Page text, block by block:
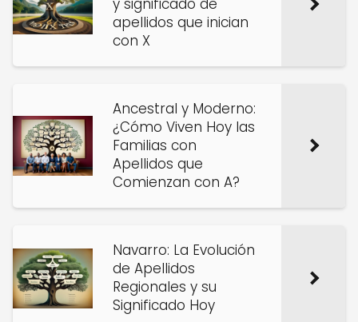
y significado de
apellidos que inician
con X
Ancestral y Moderno:
¿Cómo Viven Hoy las
Familias con
Apellidos que
Comienzan con A?
Navarro: La Evolución
de Apellidos
Regionales y su
Significado Hoy